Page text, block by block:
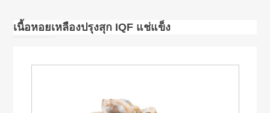
เนื้อหอยเหลืองปรุงสุก IQF แช่แข็ง